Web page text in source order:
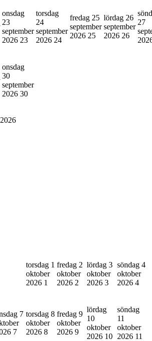
onsdag
23
september
2026 23
torsdag
24
september
2026 24
fredag 25
september
2026 25
lördag 26
september
2026 26
27
onsdag
30
september
2026 30
torsdag 1
oktober
2026 1
fredag 2
oktober
2026 2
lördag 3
oktober
2026 3
söndag 4
oktober
2026 4
7
7
torsdag 8
oktober
2026 8
fredag 9
oktober
2026 9
lördag
10
oktober
2026 10
söndag
11
oktober
2026 11